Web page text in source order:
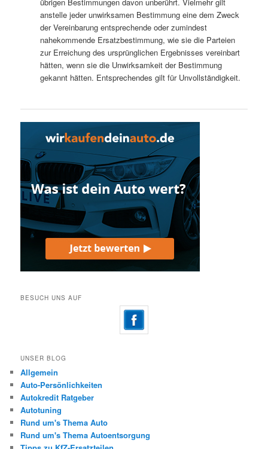
anstelle jeder unwirksamen Bestimmung eine dem Zweck
der Vereinbarung entsprechende oder zumindest
nahekommende Ersatzbestimmung, wie sie die Parteien
zur Erreichung des ursprünglichen Ergebnisses vereinbart
hätten, wenn sie die Unwirksamkeit der Bestimmung
gekannt hätten. Entsprechendes gilt für Unvollständigkeit.
BESUCH UNS AUF
UNSER BLOG
Allgemein
Auto-Persönlichkeiten
Autokredit Ratgeber
Autotuning
Rund um's Thema Auto
Rund um's Thema Autoentsorgung